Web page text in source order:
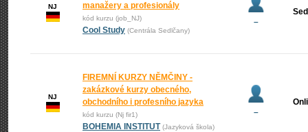
NJ
manažery a profesionály
kód kurzu (job_NJ)
Cool Study (Centrála Sedlčany)
–
NJ
FIREMNÍ KURZY NĚMČINY -
zakázkové kurzy obecného,
obchodního i profesního jazyka
kód kurzu (Nj fir1)
BOHEMIA INSTITUT (Jazyková škola)
–